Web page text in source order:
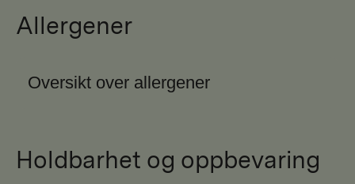
Allergener
Oversikt over allergener
Holdbarhet og oppbevaring